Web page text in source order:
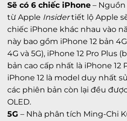
Sẽ có 6 chiếc iPhone –
từ Apple Insidertiết lộ Apple
chiếc iPhone khác nhau vào
này bao gồm iPhone 12 bản
4G và 5G), iPhone 12 Pro Plus
bản cao cấp nhất là iPhone 12
iPhone 12 là model duy nhất
các phiên bản còn lại đều
OLED.
5G – Nhà phân tích Ming-Chi